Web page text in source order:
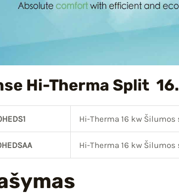
Hi-Therma Split
Hi-Therma 16 kw
Hi-Therma 16 kw